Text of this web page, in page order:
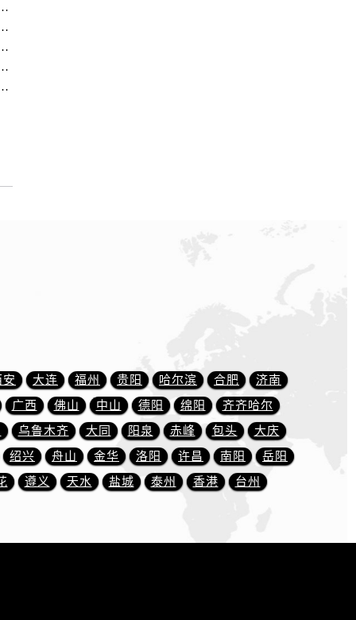
｜全新地址和售后电话（2026年7月最新）
心｜网点地址与电话（2026年7月最新）
｜全部地址与售后电话（2026年7月最新）
全新维修门店地址及电话（2026年7月最新）
｜最新电话和维修地址（2026年7月最新）
安 大连 福州 贵阳 哈尔滨 合肥
济南
广西
佛山 中山 德阳 绵阳
齐齐哈尔
乌鲁木齐 大同 阳泉 赤峰 包头
大庆
绍兴
舟山 金华 洛阳 许昌 南阳
岳阳
遵义 天水 盐城 泰州 香港 台州